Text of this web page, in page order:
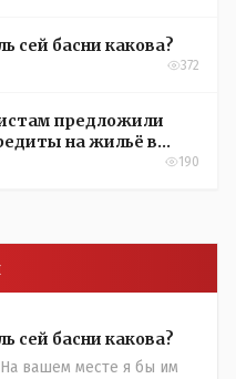
басни какова?
372
предложили
на жильё в
190
басни какова?
вашем месте я бы им